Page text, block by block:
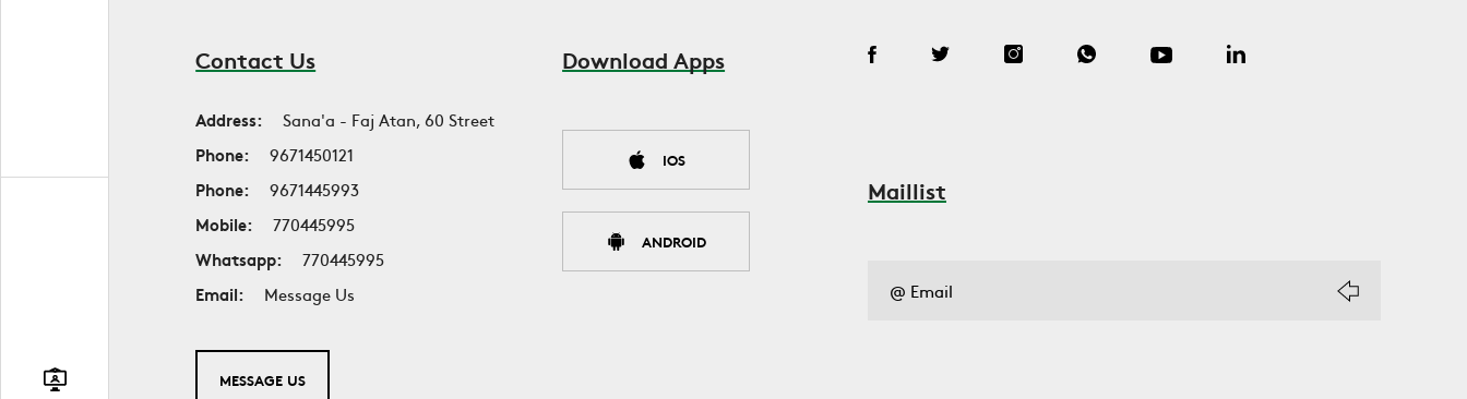
Contact Us
Address:
Sana'a - Faj Atan, 60 Street
Phone:
9671450121
Phone:
9671445993
Mobile:
770445995
Whatsapp:
770445995
Email:
Message Us
MESSAGE US
Download Apps
IOS
ANDROID
Maillist